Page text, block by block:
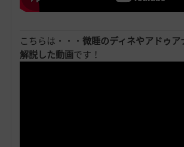
こちらは・・・ 微睡のディネやアドゥア
解説した動画です！